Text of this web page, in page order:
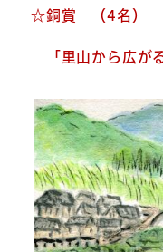
☆銅賞 （4名）
「里山から広が